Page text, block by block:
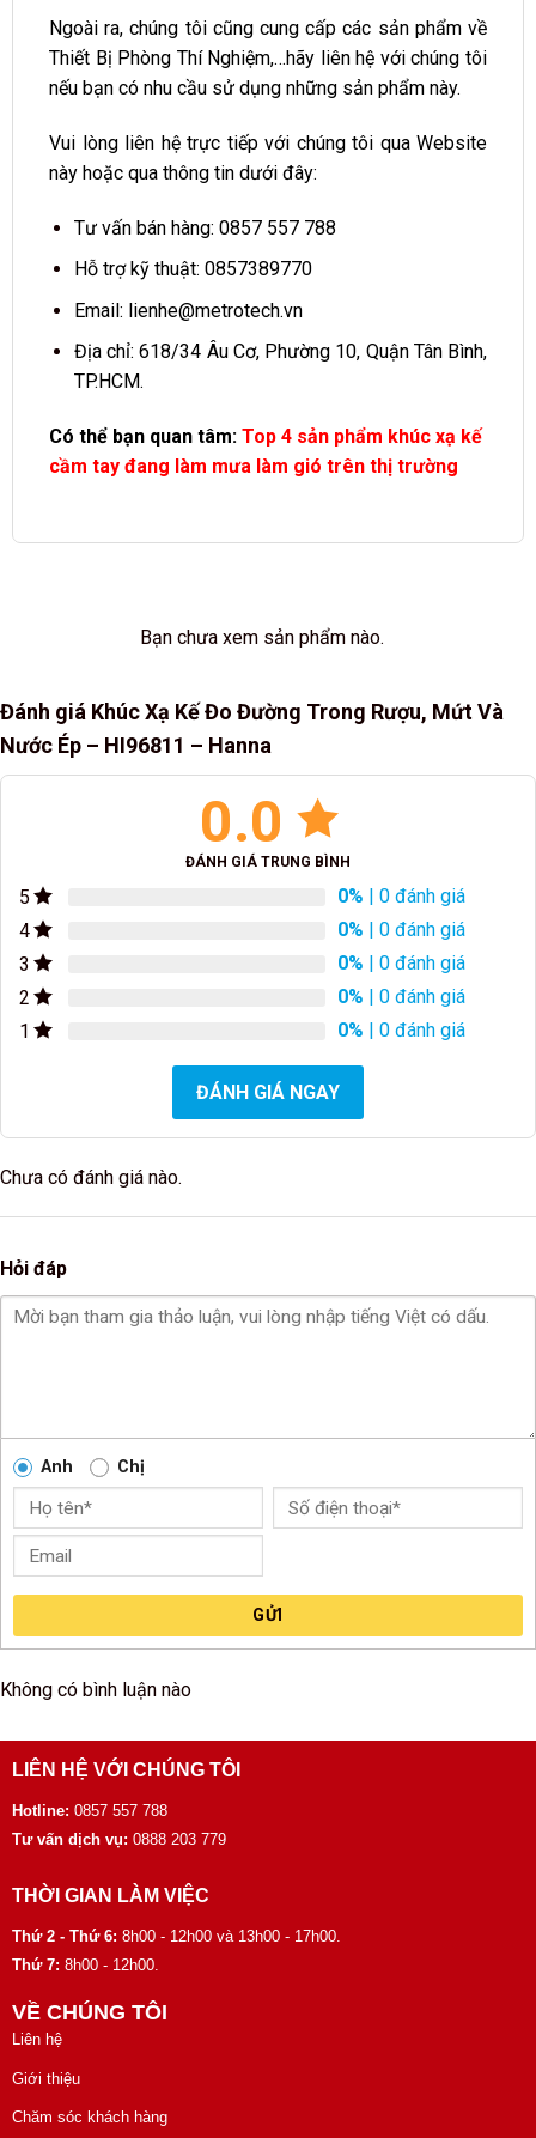
Ngoài ra, chúng tôi cũng cung cấp các sản phẩm về
Thiết Bị Phòng Thí Nghiệm,…hãy liên hệ với chúng tôi
nếu bạn có nhu cầu sử dụng những sản phẩm này.
Vui lòng liên hệ trực tiếp với chúng tôi qua Website
này hoặc qua thông tin dưới đây:
Tư vấn bán hàng: 0857 557 788
Hỗ trợ kỹ thuật: 0857389770
Email: lienhe@metrotech.vn
Địa chỉ: 618/34 Âu Cơ, Phường 10, Quận Tân Bình,
TP.HCM.
Có thể bạn quan tâm: Top 4 sản phẩm khúc xạ kế
cầm tay đang làm mưa làm gió trên thị trường
Bạn chưa xem sản phẩm nào.
Đánh giá Khúc Xạ Kế Đo Đường Trong Rượu, Mứt Và
Nước Ép – HI96811 – Hanna
0.0
ĐÁNH GIÁ TRUNG BÌNH
5 0% | 0 đánh giá
4
0% | 0 đánh giá
3
0% | 0 đánh giá
2
0% | 0 đánh giá
1
0% | 0 đánh giá
ĐÁNH GIÁ NGAY
Chưa có đánh giá nào.
Hỏi đáp
Anh Chị
GỬI
Không có bình luận nào
LIÊN HỆ VỚI CHÚNG TÔI
Hotline: 0857 557 788
Tư vấn dịch vụ: 0888 203 779
THỜI GIAN LÀM VIỆC
Thứ 2 - Thứ 6: 8h00 - 12h00 và 13h00 - 17h00.
Thứ 7: 8h00 - 12h00.
VỀ CHÚNG TÔI
Liên hệ
Giới thiệu
Chăm sóc khách hàng